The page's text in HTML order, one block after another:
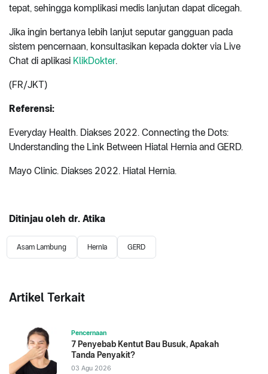
tepat, sehingga komplikasi medis lanjutan dapat dicegah.
Jika ingin bertanya lebih lanjut seputar gangguan pada
sistem pencernaan, konsultasikan kepada dokter via Live
Chat di aplikasi KlikDokter.
(FR/JKT)
Referensi:
Everyday Health. Diakses 2022. Connecting the Dots:
Understanding the Link Between Hiatal Hernia and GERD.
Mayo Clinic. Diakses 2022. Hiatal Hernia.
Ditinjau oleh dr. Atika
Asam Lambung Hernia GERD
Artikel Terkait
Pencernaan
7 Penyebab Kentut Bau Busuk, Apakah
Tanda Penyakit?
03 Agu 2026